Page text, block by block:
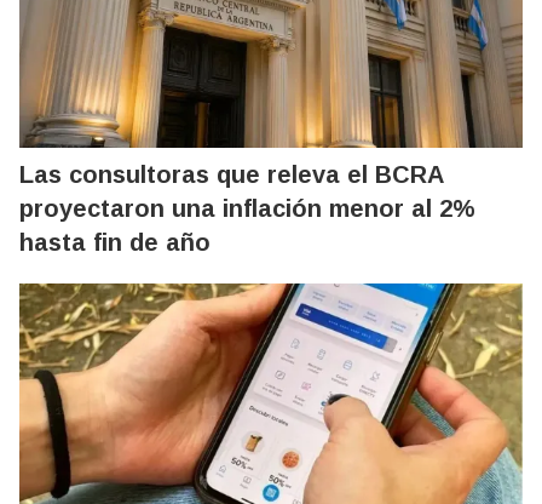
Las consultoras que releva el BCRA
proyectaron una inflación menor al 2%
hasta fin de año